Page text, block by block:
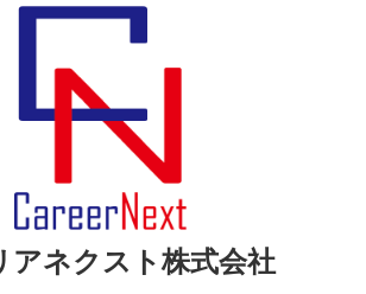
アネクスト株式会社